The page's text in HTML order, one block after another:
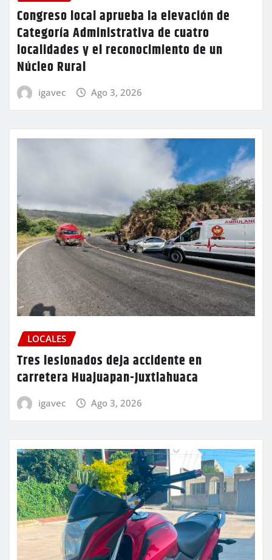
Congreso local aprueba la elevación de
Categoría Administrativa de cuatro
localidades y el reconocimiento de un
Núcleo Rural
igavec Ago 3, 2026
LOCALES
Tres lesionados deja accidente en
carretera Huajuapan-Juxtlahuaca
igavec Ago 3, 2026